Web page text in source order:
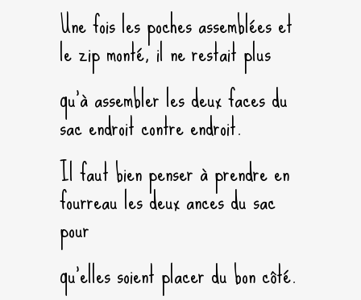
Une fois les poches assemblées et
le zip monté, il ne restait plus
qu’à assembler les deux faces du
sac endroit contre endroit.
Il faut bien penser à prendre en
fourreau les deux ances du sac
pour
qu’elles soient placer du bon côté.